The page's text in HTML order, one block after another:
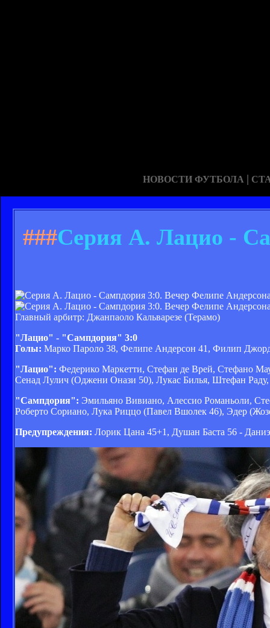
НОВОСТИ ФУТБОЛА |
###Серия А. Лацио -
Главный арбитр: Джанпаоло Кальварезе (Терамо)
"Лацио" - "Сампдория" 3:0
Голы: Марко Пароло 38, Фелипе Андерсон 41, Филип
"Лацио": Федерико Маркетти, Стефан де Врей, Стефано
Сенад Лулич (Оджени Онази 50), Лукас Билья, Штефан
"Сампдория": Эмильяно Вивиано, Алессио Романьоли,
Роберто Сориано, Лука Риццо (Павел Вшолек 46), Эдер
Предупреждения: Лорик Цана 45+1, Душан Баста 56 -